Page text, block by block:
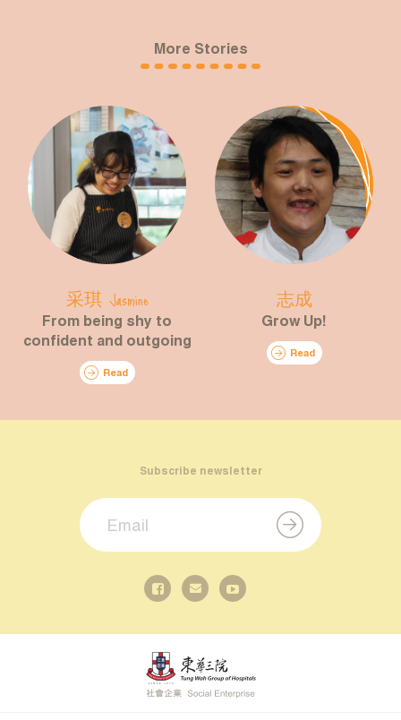
More Stories
采琪 Jasmine
From being shy to
confident and outgoing
Read
志成
Grow Up!
Read
Subscribe newsletter